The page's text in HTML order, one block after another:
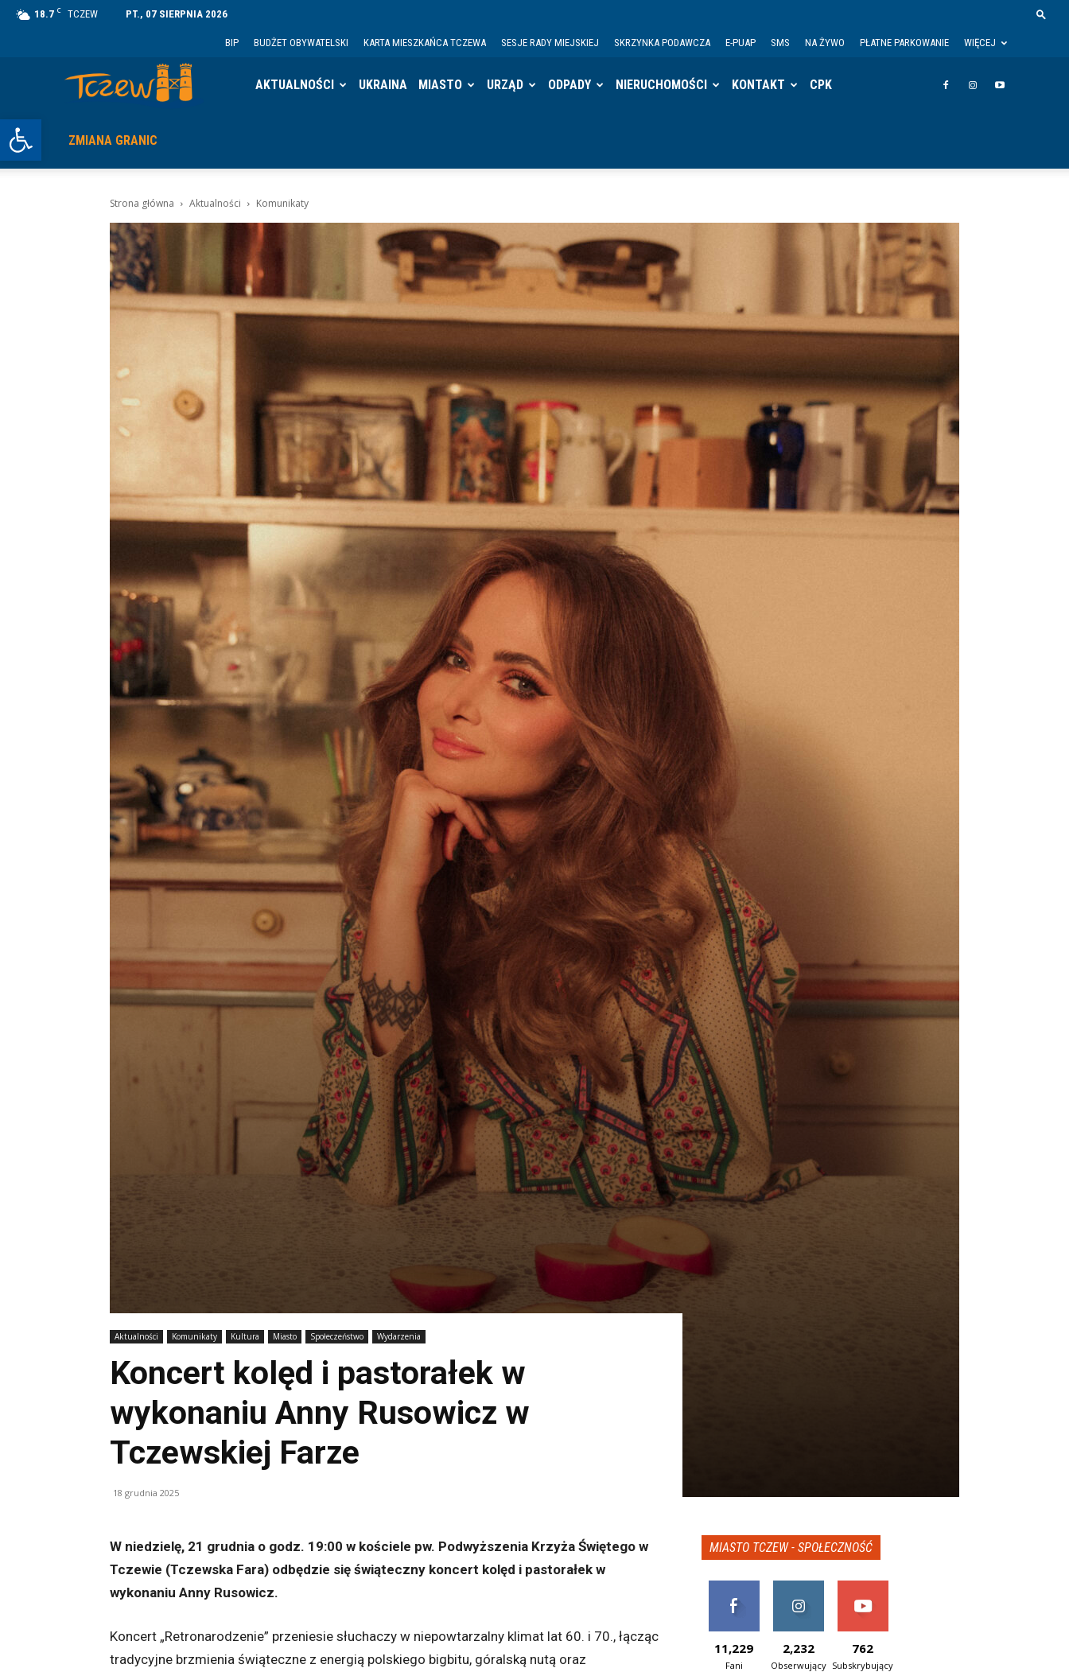
Otwórz pasek narzędzi
18.7 C TCZEW PT., 07 SIERPNIA 2026
BIP BUDŻET OBYWATELSKI KARTA MIESZKAŃCA TCZEWA SESJE RADY MIEJSKIEJ SKRZYNKA PODAWCZA E-PUAP SMS NA ŻYWO PŁATNE PARKOWANIE WIĘCEJ
AKTUALNOŚCI UKRAINA MIASTO URZĄD ODPADY NIERUCHOMOŚCI KONTAKT CPK
ZMIANA GRANIC
Strona główna Aktualności Komunikaty
Aktualności Komunikaty Kultura Miasto Społeczeństwo Wydarzenia
Koncert kolęd i pastorałek w
wykonaniu Anny Rusowicz w
Tczewskiej Farze
18 grudnia 2025
W niedzielę, 21 grudnia o godz. 19:00 w kościele pw. Podwyższenia Krzyża Świętego w
Tczewie (Tczewska Fara) odbędzie się świąteczny koncert kolęd i pastorałek w
wykonaniu Anny Rusowicz.
Koncert „Retronarodzenie” przeniesie słuchaczy w niepowtarzalny klimat lat 60. i 70., łącząc
tradycyjne brzmienia świąteczne z energią polskiego bigbitu, góralską nutą oraz
MIASTO TCZEW - SPOŁECZNOŚĆ
11,229
Fani
2,232
Obserwujący
762
Subskrybujący